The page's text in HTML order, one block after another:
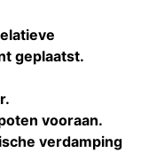
geplaatst.
vooraan.
verdamping